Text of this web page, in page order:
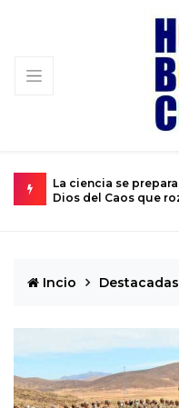
histórico sobrevuelo del
Incio Destacadas